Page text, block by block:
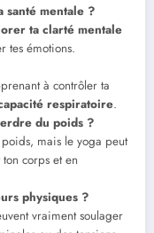
santé mentale ?
ta clarté mentale
tes émotions.
à contrôler ta
respiratoire.
du poids ?
mais le yoga peut
corps et en
physiques ?
vraiment soulager